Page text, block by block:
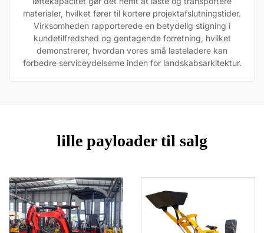
materialer, hvilket fører til kortere projektafslutningstider.
Virksomheden rapporterede en betydelig stigning i
kundetilfredshed og gentagende forretning, hvilket
demonstrerer, hvordan vores små lasteladere kan
forbedre serviceydelserne inden for landskabsarkitektur.
lille payloader til salg